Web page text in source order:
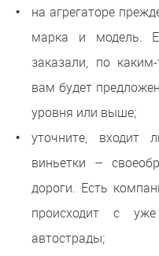
на агрегаторе
марка и модель.
заказали, по
вам будет
уровня или выше;
уточните, входит
виньетки –
дороги. Есть
происходит с
автострады;